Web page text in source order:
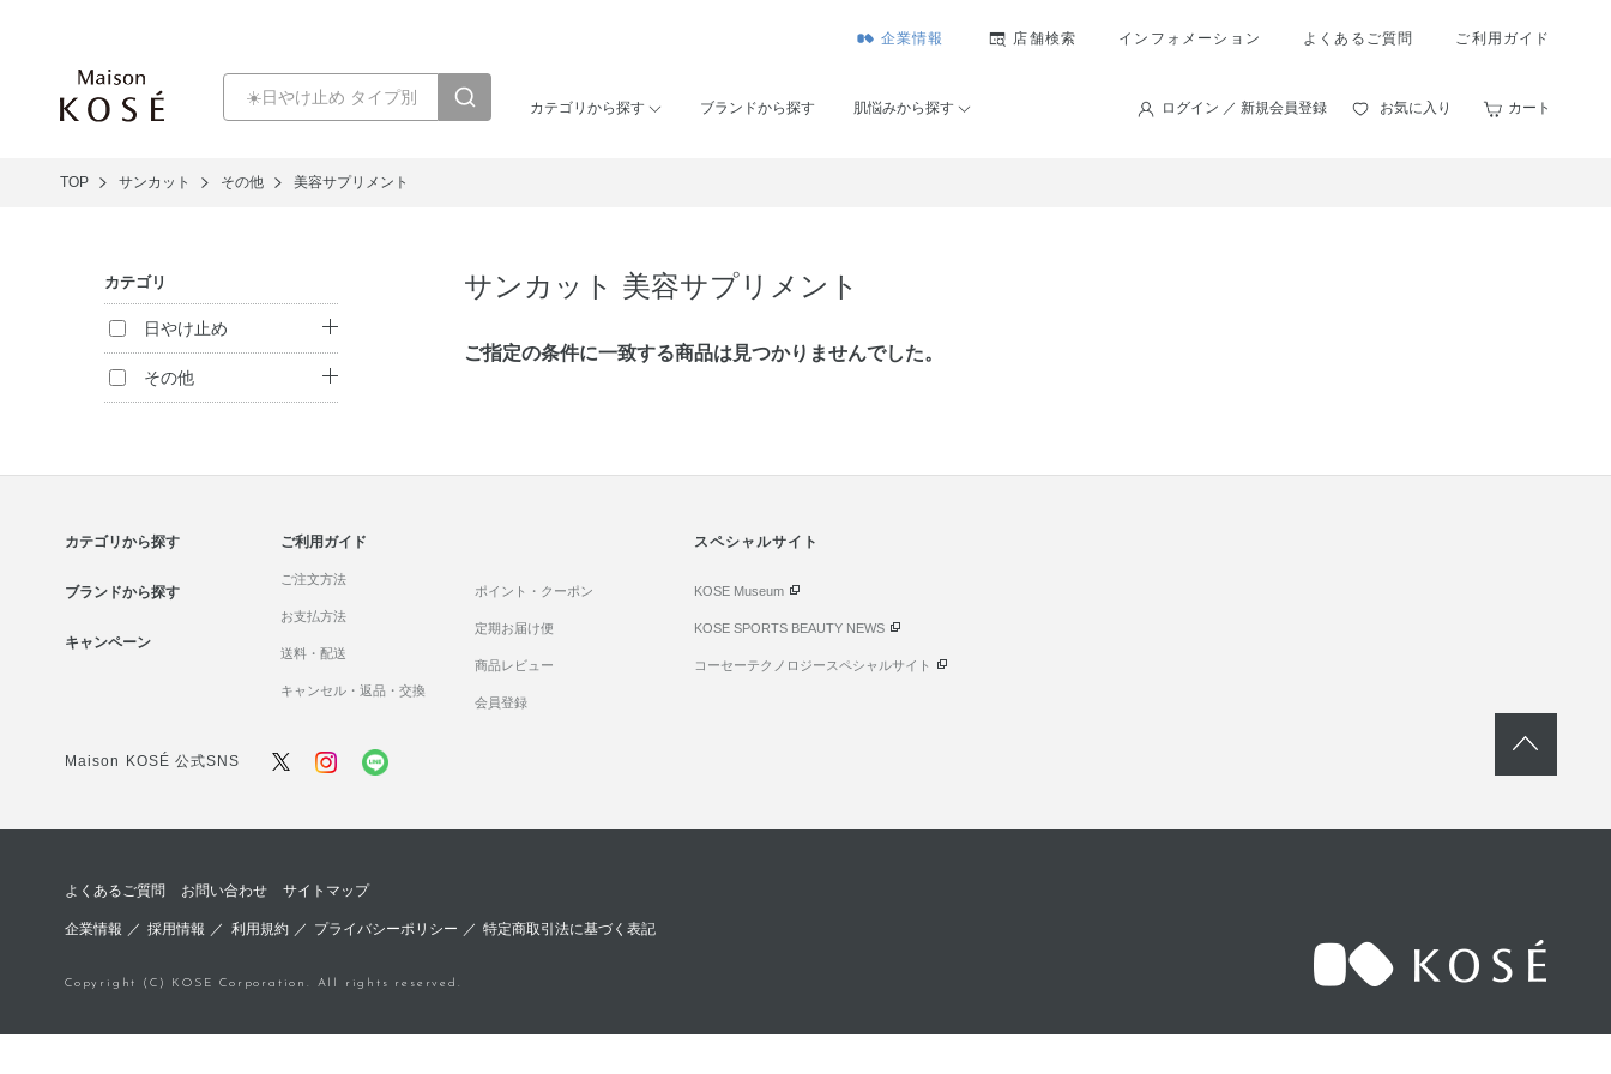
企業情報 店舗検索 インフォメーション よくあるご質問 ご利用ガイド
カテゴリから探す ブランドから探す 肌悩みから探す ログイン ／ 新規会員登録 お気に入り カート
TOP サンカット その他 美容サプリメント
サンカット 美容サプリメント
カテゴリ
日やけ止め
日やけ止め
その他
メンズ
美容サプリメント
ご指定の条件に⼀致する商品は見つかりませんでした。
カテゴリから探す
ブランドから探す
キャンペーン
ご利用ガイド
ご注文方法
お支払方法
送料・配送
キャンセル・返品・交換
ポイント・クーポン
定期お届け便
商品レビュー
会員登録
スペシャルサイト
KOSE Museum
KOSE SPORTS BEAUTY NEWS
コーセーテクノロジースペシャルサイト
Maison KOSÉ 公式SNS
よくあるご質問 お問い合わせ サイトマップ
企業情報 ／採用情報 ／ 利用規約／ プライバシーポリシー ／ 特定商取引法に基づく表記
Copyright (C) KOSE Corporation. All rights reserved.